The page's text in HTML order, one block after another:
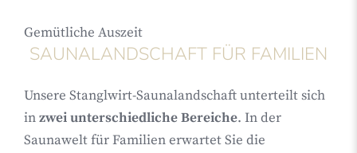
Gemütliche Auszeit
SAUNALANDSCHAFT FÜR FAMILIEN
Unsere Stanglwirt-Saunalandschaft unterteilt sich
inzwei unterschiedliche Bereiche. In der
Saunawelt für Familien erwartet Sie die